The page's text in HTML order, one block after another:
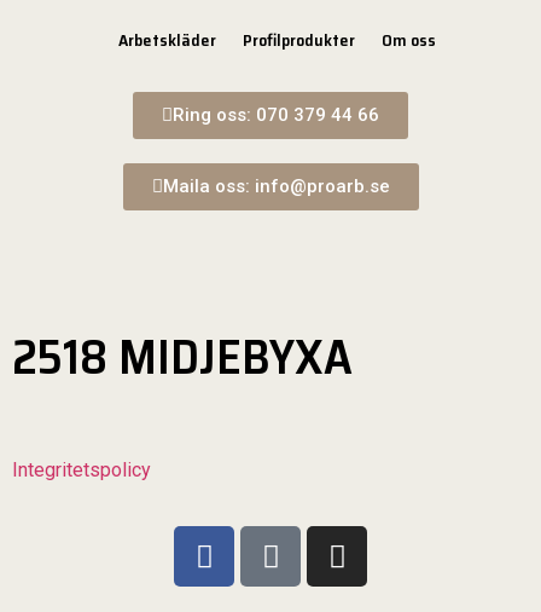
Arbetskläder Profilprodukter Om oss
Ring oss: 070 379 44 66
Maila oss: info@proarb.se
2518 MIDJEBYXA
Integritetspolicy